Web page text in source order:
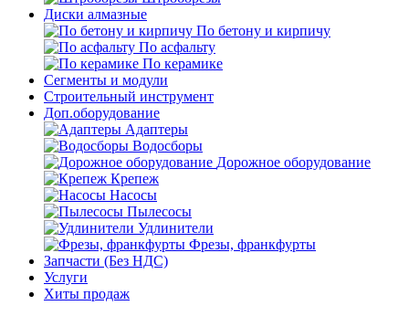
Диски алмазные
По бетону и кирпичу
По асфальту
По керамике
Сегменты и модули
Строительный инструмент
Доп.оборудование
Адаптеры
Водосборы
Дорожное оборудование
Крепеж
Насосы
Пылесосы
Удлинители
Фрезы, франкфурты
Запчасти (Без НДС)
Услуги
Хиты продаж